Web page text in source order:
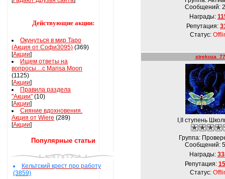
Действующие акции:
Окунуться в мир Таро
(Акция от Софи3095) (369)
[Акции]
Ищем ответы на
вопросы....с Marisa Moon
(1125)
[Акции]
Правила раздела
"Акции" (10)
[Акции]
Сияние вдохновения.
Акция от Wiere (289)
[Акции]
Популярные статьи
Кельтский крест про работу
(3859)
Сообщений:
Награды:
Репутация:
Статус:
strekoza_77
I,ІІ ступень
Группа:
Сообщений:
Награды:
Репутация:
Статус: